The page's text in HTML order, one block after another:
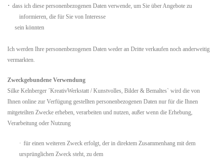
· dass ich diese personenbezogenen Daten verwende, um Sie über Angebote zu
informieren, die für Sie von Interesse
sein könnten
Ich werden Ihre personenbezogenen Daten weder an Dritte verkaufen noch anderweitig
vermarkten.
Zweckgebundene Verwendung
Silke Kelnberger ´KreativWerkstatt / Kunstvolles, Bilder & Bemaltes` wird die von
Ihnen online zur Verfügung gestellten personenbezogenen Daten nur für die Ihnen
mitgeteilten Zwecke erheben, verarbeiten und nutzen, außer wenn die Erhebung,
Verarbeitung oder Nutzung
· für einen weiteren Zweck erfolgt, der in direktem Zusammenhang mit dem
ursprünglichen Zweck steht, zu dem